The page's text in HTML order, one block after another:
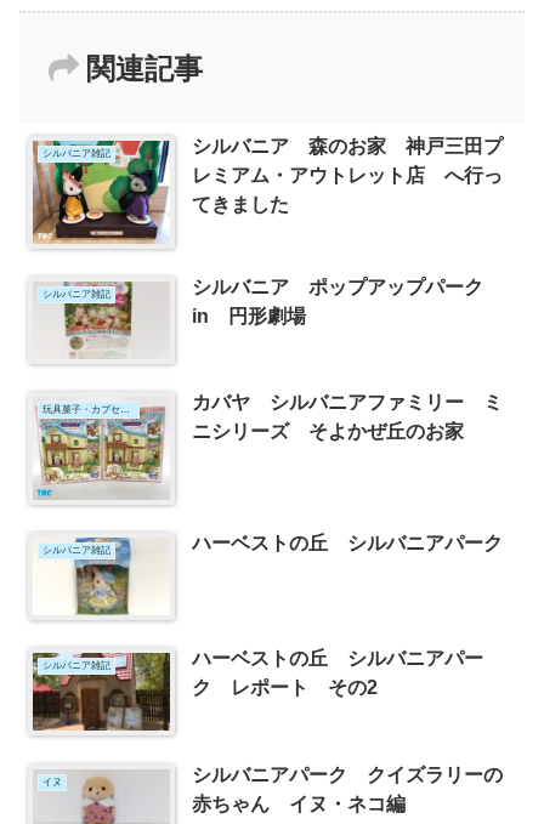
関連記事
シルバニア雑記
シルバニア 森のお家 神戸三田プ
レミアム・アウトレット店 へ行っ
てきました
シルバニア雑記
シルバニア ポップアップパーク
in 円形劇場
玩具菓子・カプセルトイ
カバヤ シルバニアファミリー ミ
ニシリーズ そよかぜ丘のお家
シルバニア雑記 ハーベストの丘 シルバニアパーク
シルバニア雑記
ハーベストの丘 シルバニアパー
ク レポート その2
イヌ
シルバニアパーク クイズラリーの
赤ちゃん イヌ・ネコ編